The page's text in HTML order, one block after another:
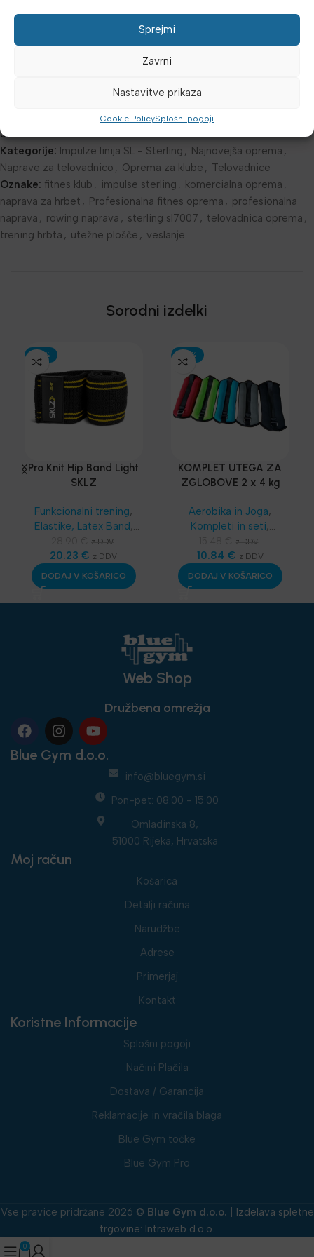
Sprejmi
Zavrni
Nastavitve prikaza
Cookie PolicySplošni pogoji
Kontaktirajte nas za informacije o dobavi in montaži.
Šifra:3590136
Kategorije: Impulze linija SL - Sterling , Najnovejša oprema ,
Naprave za telovadnico , Oprema za klube , Telovadnice
Oznake: fitnes klub , impulse sterling , komercialna oprema ,
naprava za hrbet , Profesionalna fitnes oprema , profesionalna
naprava , rowing naprava , sterling sl7007 , telovadnica oprema ,
trening hrbta , utežne plošče , veslanje
Sorodni izdelki
-30%
Pro Knit Hip Band Light
SKLZ
Funkcionalni trening,
Elastike, Latex Band,
SKLZ Funkcionalni
trening,Aerobika in
Joga , Najnovejša
z DDV
20.23€ z DDV
DODAJ V KOŠARICO
-30%
KOMPLET UTEGA ZA
ZGLOBOVE 2 x 4 kg
Aerobika in Joga,
Kompleti in seti,
Najnovejša oprema
z DDV
10.84 € z DDV
DODAJ V KOŠARICO
Web Shop
Družbena omrežja
Blue Gym d.o.o.
info@bluegym.si
Pon-pet: 08:00 - 15:00
Omladinska 8,
51000 Rijeka, Hrvatska
Moj račun
Košarica
Detalji računa
Narudžbe
Adrese
Primerjaj
Kontakt
Koristne Informacije
Splošni pogoji
Načini Plačila
Dostava / Garancija
Reklamacije in vračila blaga
Blue Gym točke
Blue Gym Pro
Vse pravice pridržane 2026 © Blue Gym d.o.o.
Izdelava spletne
trgovine: Intraweb d.o.o.
0